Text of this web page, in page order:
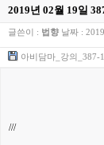
2019년 02월 19일
글쓴이 : 법향 날짜 :
아비담마_강의_387-
///